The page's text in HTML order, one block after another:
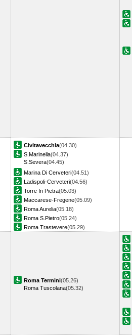
Civitavecchia(04.30)
S.Marinella(04.37)
S.Severa(04.45)
Marina Di Cerveteri(04.51)
Ladispoli-Cerveteri(04.56)
Torre In Pietra(05.03)
Maccarese-Fregene(05.09)
Roma Aurelia(05.18)
Roma S.Pietro(05.24)
Roma Trastevere(05.29)
Roma Termini(05.26)
Roma Tuscolana(05.32)